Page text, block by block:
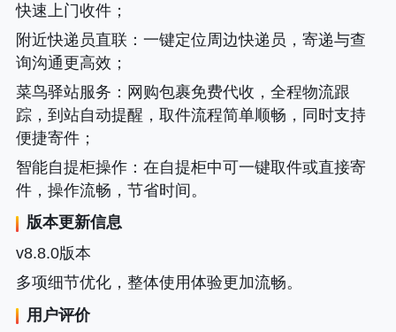
快速上门收件；
附近快递员直联 ：一键定位周边快递员，寄递与查
询沟通更高效；
菜鸟驿站服务 ：网购包裹免费代收，全程物流跟
踪，到站自动提醒，取件流程简单顺畅，同时支持
便捷寄件；
智能自提柜操作：在自提柜中可一键取件或直接寄
件，操作流畅，节省时间。
版本更新信息
v8.8.0版本
多项细节优化，整体使用体验更加流畅。
用户评价